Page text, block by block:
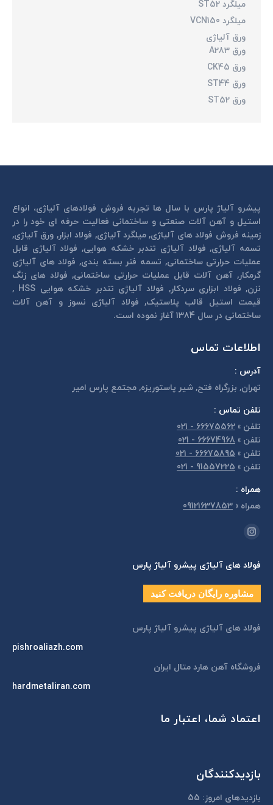
میلگرد ST52
میلگرد VCN150
ورق آلیاژی
ورق A283
ورق CK45
ورق ST44
ورق ST52
پیشرو آلیاژ پارس با سال ها تجربه فروش فولادهای آلیاژی، انواع
استیل و آهن آلات صنعتی و ساختمانی فعالیت حرفه ای خود را در
زمینه فروش فولاد های آلیاژی, میلگرد آلیاژی, فولاد ابزار, ورق آلیاژی,
تسمه آلیاژی, فولاد آلیاژی تندبر خشكه هوايی, فولاد آلیاژی قابل
عمليات حرارتی ساختمانی, تسمه فنر بسته بندی, فولاد های آلیاژی
گرمكار, آهن آلات قابل عمليات حرارتی ساختمانی, فولاد های زنگ
نزن, فولاد ابزاری سردكار, فولاد آلیاژی تندبر خشكه هوايی HSS ,
قیمت استیل قالب پلاستيک, فولاد آلیاژی نسوز و آهن آلات
ساختمانی در سال 1384 آغاز نموده است.
اطلاعات تماس
آدرس :
تهران, بزرگراه فتح, شير پاستوريزه, مجتمع پارس امير
تلفن تماس :
تلفن »
66675562 - 021
تلفن »
66674968 - 021
تلفن »
66675895 - 021
تلفن »
91557225 - 021
همراه :
همراه »
09121637853
مارا در اینجا پیدا کنید:
اینستاگرام
opens
in
new
فولاد های آلیاژی پیشرو آلیاژ پارس
مشاوره رایگان دریافت کنید
فولاد های آلیاژی پیشرو آلیاژ پارس
pishroaliazh.com
فروشگاه آهن هارد متال ایران
hardmetaliran.com
اعتماد شما، اعتبار ما
بازدیدکنندگان
بازدیدهای امروز: 55